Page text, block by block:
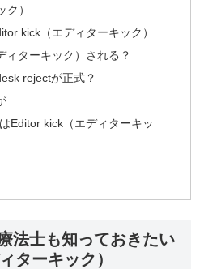
）
kick（エディターキック）
ィターキック）される？
rejectが正式？
Editor kick（エディターキッ
法士も知っておきたい
ターキック）